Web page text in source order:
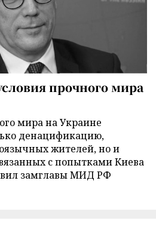
прочного мира
мира на Украине
денацификацию,
жителей, но и
с попытками Киева
замглавы МИД РФ